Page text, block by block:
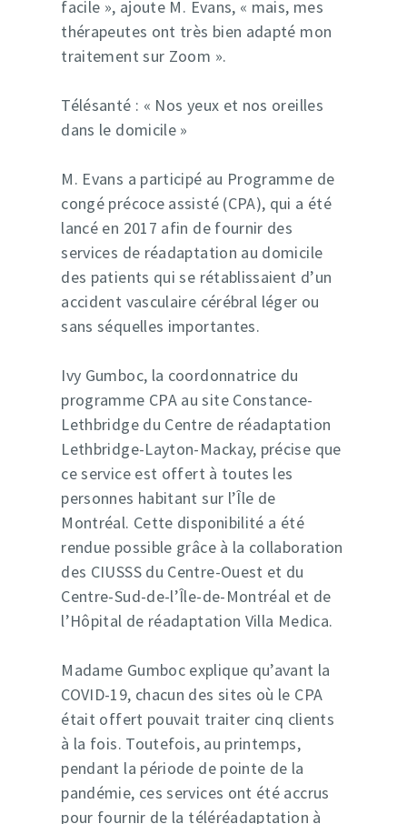
facile », ajoute M. Evans, « mais, mes
thérapeutes ont très bien adapté mon
traitement sur Zoom ».
Télésanté : « Nos yeux et nos oreilles
dans le domicile »
M. Evans a participé au Programme de
congé précoce assisté (CPA), qui a été
lancé en 2017 afin de fournir des
services de réadaptation au domicile
des patients qui se rétablissaient d’un
accident vasculaire cérébral léger ou
sans séquelles importantes.
Ivy Gumboc, la coordonnatrice du
programme CPA au site Constance-
Lethbridge du Centre de réadaptation
Lethbridge-Layton-Mackay, précise que
ce service est offert à toutes les
personnes habitant sur l’Île de
Montréal. Cette disponibilité a été
rendue possible grâce à la collaboration
des CIUSSS du Centre-Ouest et du
Centre-Sud-de-l’Île-de-Montréal et de
l’Hôpital de réadaptation Villa Medica.
Madame Gumboc explique qu’avant la
COVID-19, chacun des sites où le CPA
était offert pouvait traiter cinq clients
à la fois. Toutefois, au printemps,
pendant la période de pointe de la
pandémie, ces services ont été accrus
pour fournir de la téléréadaptation à